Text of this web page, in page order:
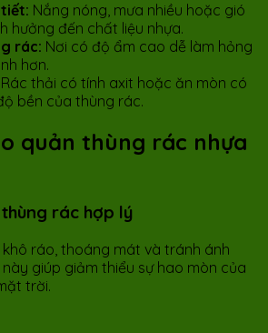
Nắng nóng, mưa nhiều hoặc gió
hưởng đến chất liệu nhựa.
rác: Nơi có độ ẩm cao dễ làm hỏng
hơn.
Rác thải có tính axit hoặc ăn mòn có
bền của thùng rác.
quản thùng rác nhựa
rác hợp lý
ráo, thoáng mát và tránh ánh
giúp giảm thiểu sự hao mòn của
trời.